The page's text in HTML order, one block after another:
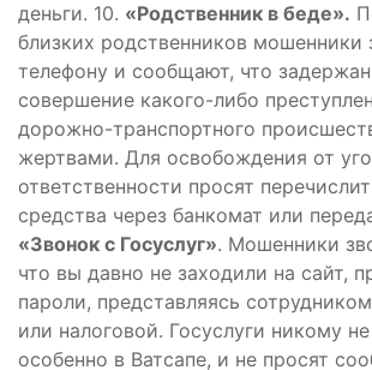
деньги. 10. «Родственник в беде».
близких родственников мошенники
телефону и сообщают, что
совершение какого-либо
дорожно-транспортного
жертвами. Для освобождения от
ответственности просят
средства через банкомат или
«Звонок с Госуслуг». Мошенники
что вы давно не заходили на сайт,
пароли, представляясь
или налоговой. Госуслуги никому не
особенно в Ватсапе, и не просят